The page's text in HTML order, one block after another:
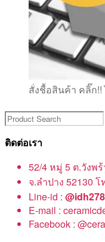
สั่งชื้อสินค้า คลิ๊ก!!
ติดต่อเรา
52/4 หมู่ 5 ต.วังพ
จ.ลำปาง 52130 โ
Line-id :
E-mail :
Facebook :